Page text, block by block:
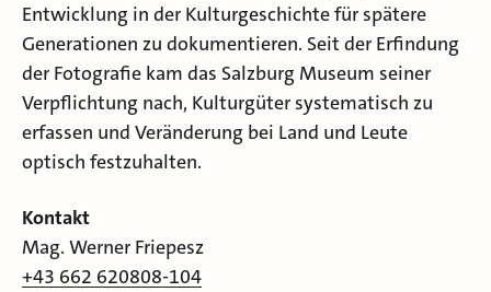
Entwicklung in der Kulturgeschichte für spätere
Generationen zu dokumentieren. Seit der Erfindung
der Fotografie kam das Salzburg Museum seiner
Verpflichtung nach, Kulturgüter systematisch zu
erfassen und Veränderung bei Land und Leute
optisch festzuhalten.
Kontakt
Mag. Werner Friepesz
+43 662 620808-104